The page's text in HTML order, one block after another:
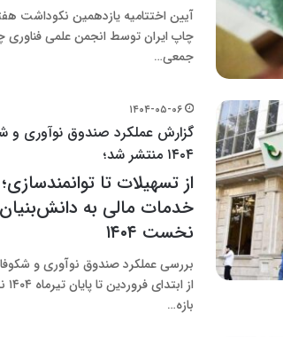
آیین اختتامیه یازدهمین نکوداشت
چاپ ایران توسط انجمن علمی فناوری
جمعی…
۱۴۰۴-۰۵-۰۶
گزارش عملکرد صندوق نوآوری و
۱۴۰۴ منتشر شد؛
نخست ۱۴۰۴
بررسی عملکرد صندوق نوآوری و
بازه…